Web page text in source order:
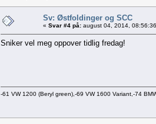
Sv: Østfoldinger og SCC
« Svar #4 på: august 04, 2014,
Sniker vel meg oppover tidlig fredag!
-61 VW 1200 (Beryl green),-69 VW 1600 Variant,-74